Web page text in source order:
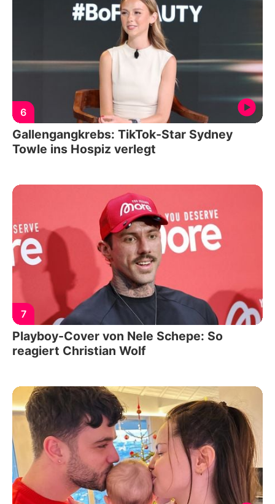
6
Gallengangkrebs: TikTok-Star Sydney
Towle ins Hospiz verlegt
7
Playboy-Cover von Nele Schepe: So
reagiert Christian Wolf